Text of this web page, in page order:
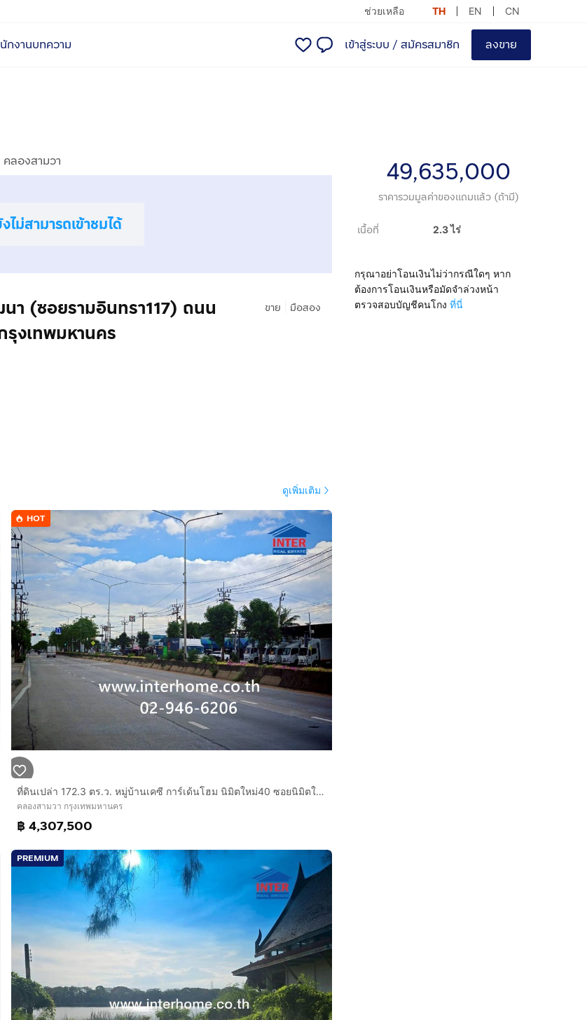
ช่วยเหลือ TH EN CN
กงานบทความ เข้าสู่ระบบ / สมัครสมาชิก ลงขาย
คลองสามวา
ม่สามารถเข้าชมได้
ขาย มือสอง
า (ซอยรามอินทรา117) ถนน
รุงเทพมหานคร
งสามวา กรุงเทพมหานคร
เดอะพรอมานาด สวนสัตว์ซาฟารีเวิลด์
ถนนเสรีไทย แขวงบางชัน เขตคลองสามวา กรุงเทพมหานคร
น์เฮ้าส์, ทาวน์โฮม, โกดังทำเลดีติดถนนใหญ่ ด้านข้างติดโครงการ
น ด้านข้างและด้านหลังติดถนนใหญ่ ทำเลดีมาก ตรงกันข้ามด้าน
เดอะพรอมานาด สวนสัตว์ซาฟารีเวิลด์
รนทร์
49,635,000
ราคารวมมูลค่าของแถมแล้ว (ถ้ามี)
เนื้อที่ 2.3 ไร่
กรุณาอย่าโอนเงินไม่ว่ากรณีใดๆ หาก
ต้องการโอนเงินหรือมัดจำล่วงหน้า
ตรวจสอบบัญชีคนโกง ที่นี่
ดูเพิ่มเติม
HOT
ที่ดินเปล่า 172.3 ตร.ว. หมู่บ้านเคซี การ์เด้นโฮม นิมิตใหม่40 ซอยนิมิตใหม่40 ถนนนิมิตใหม่ ถนนสุวินทวงศ์ เขตคลองสามวา กรุงเทพมหานคร
คลองสามวา กรุงเทพมหานคร
฿ 4,307,500
PREMIUM